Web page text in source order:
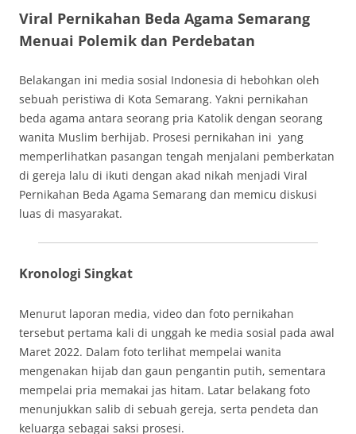
Viral Pernikahan Beda Agama Semarang
Menuai Polemik dan Perdebatan
Belakangan ini media sosial Indonesia di hebohkan oleh
sebuah peristiwa di Kota Semarang. Yakni pernikahan
beda agama antara seorang pria Katolik dengan seorang
wanita Muslim berhijab. Prosesi pernikahan ini yang
memperlihatkan pasangan tengah menjalani pemberkatan
di gereja lalu di ikuti dengan akad nikah menjadi Viral
Pernikahan Beda Agama Semarang dan memicu diskusi
luas di masyarakat.
Kronologi Singkat
Menurut laporan media, video dan foto pernikahan
tersebut pertama kali di unggah ke media sosial pada awal
Maret 2022. Dalam foto terlihat mempelai wanita
mengenakan hijab dan gaun pengantin putih, sementara
mempelai pria memakai jas hitam. Latar belakang foto
menunjukkan salib di sebuah gereja, serta pendeta dan
keluarga sebagai saksi prosesi.